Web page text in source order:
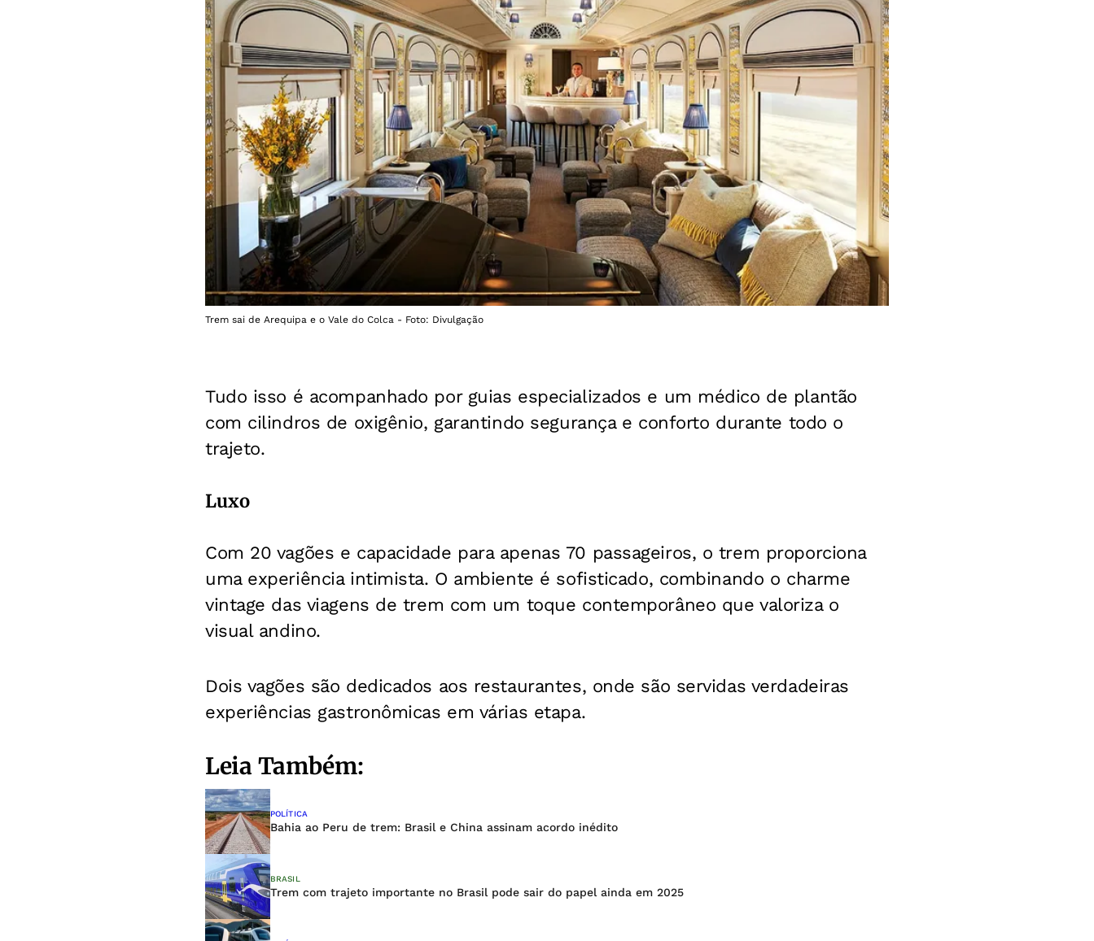
Trem sai de Arequipa e o Vale do Colca - Foto: Divulgação
Tudo isso é acompanhado por guias especializados e um médico de plantão
com cilindros de oxigênio, garantindo segurança e conforto durante todo o
trajeto.
Luxo
Com 20 vagões e capacidade para apenas 70 passageiros, o trem proporciona
uma experiência intimista. O ambiente é sofisticado, combinando o charme
vintage das viagens de trem com um toque contemporâneo que valoriza o
visual andino.
Dois vagões são dedicados aos restaurantes, onde são servidas verdadeiras
experiências gastronômicas em várias etapa.
Leia Também:
POLÍTICA
Bahia ao Peru de trem: Brasil e China assinam acordo inédito
BRASIL
Trem com trajeto importante no Brasil pode sair do papel ainda em 2025